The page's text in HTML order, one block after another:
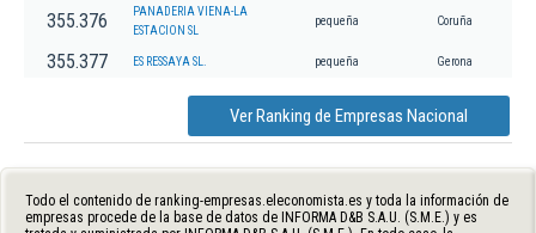
355.376
PANADERIA VIENA-LA
ESTACION SL
pequeña Coruña
355.377 ES RESSAYA SL. pequeña Gerona
Ver Ranking de Empresas Nacional
Todo el contenido de ranking-empresas.eleconomista.es y toda la información de
empresas procede de la base de datos de INFORMA D&B S.A.U. (S.M.E.) y es